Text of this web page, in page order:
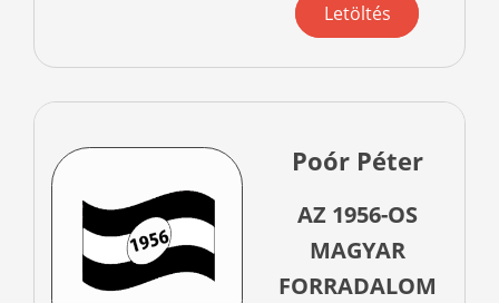
Letöltés
Poór Péter
AZ 1956-OS
MAGYAR
FORRADALOM